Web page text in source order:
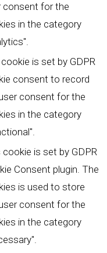
consent for the
in the category
is set by GDPR
consent to record
consent for the
in the category
cookie is set by GDPR
Consent plugin. The
is used to store
consent for the
in the category